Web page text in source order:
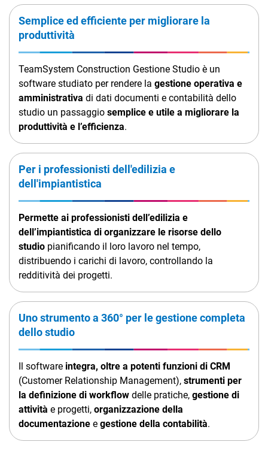
Semplice ed efficiente per migliorare la
produttività
TeamSystem Construction Gestione Studio è un
software studiato per rendere la gestione operativa e
amministrativa di dati documenti e contabilità dello
studio un passaggio semplice e utile a migliorare la
produttività e l’efficienza.
Per i professionisti dell'edilizia e
dell'impiantistica
Permette ai professionisti dell’edilizia e
dell’impiantistica di organizzare le risorse dello
studio pianificando il loro lavoro nel tempo,
distribuendo i carichi di lavoro, controllando la
redditività dei progetti.
Uno strumento a 360° per le gestione completa
dello studio
Il software integra, oltre a potenti funzioni di CRM
(Customer Relationship Management), strumenti per
la definizione di workflow delle pratiche, gestione di
attività e progetti, organizzazione della
documentazione e gestione della contabilità.